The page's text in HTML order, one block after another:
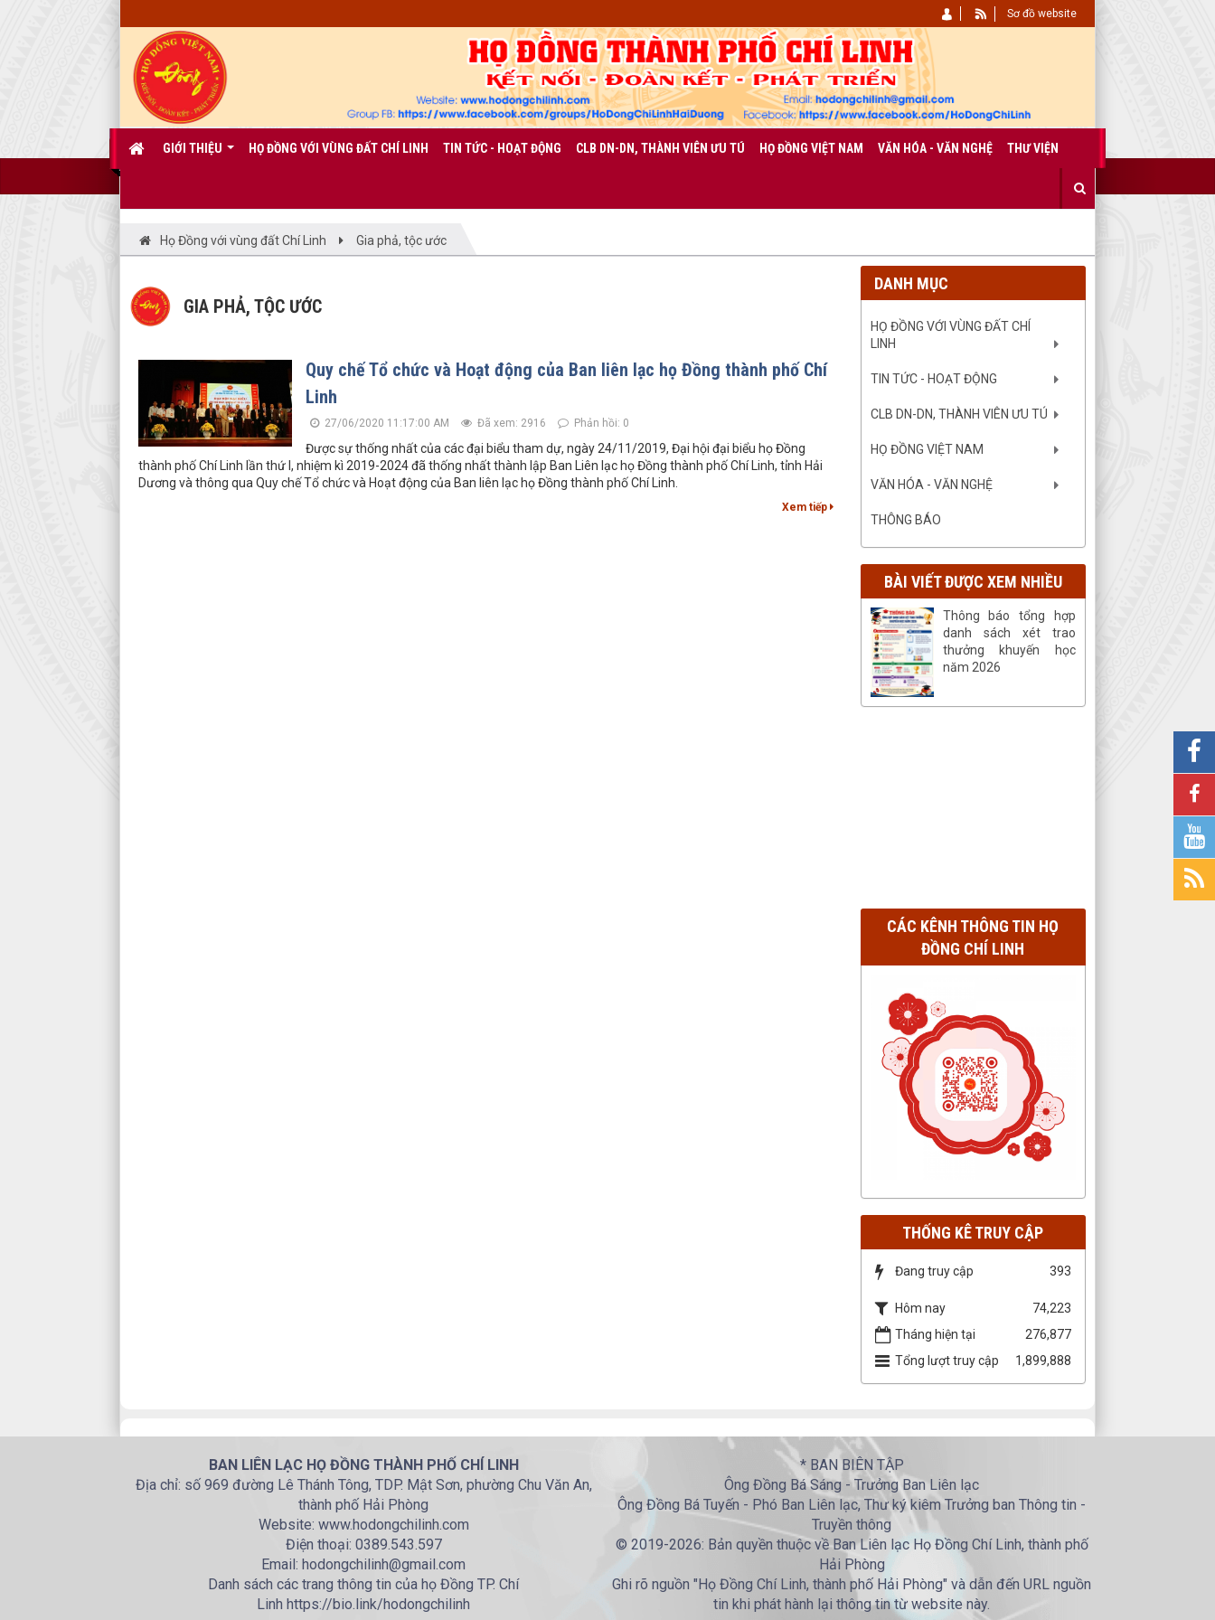
GIỚI THIỆU HỌ ĐỒNG VỚI VÙNG ĐẤT CHÍ LINH TIN TỨC - HOẠT ĐỘNG CLB DN-DN, THÀNH VIÊN ƯU TÚ HỌ ĐỒNG VIỆT NAM VĂN HÓA - VĂN NGHỆ THƯ VIỆN
Sơ đồ website
Họ Đồng với vùng đất Chí Linh Gia phả, tộc ước
GIA PHẢ, TỘC ƯỚC
Quy chế Tổ chức và Hoạt động của Ban liên lạc họ Đồng thành phố Chí
Linh
27/06/2020 11:17:00 AM Đã xem: 2916 Phản hồi: 0
Được sự thống nhất của các đại biểu tham dự, ngày 24/11/2019, Đại hội đại biểu họ Đồng
thành phố Chí Linh lần thứ I, nhiệm kì 2019-2024 đã thống nhất thành lập Ban Liên lạc họ Đồng thành phố Chí Linh, tỉnh Hải
Dương và thông qua Quy chế Tổ chức và Hoạt động của Ban liên lạc họ Đồng thành phố Chí Linh.
Xem tiếp
DANH MỤC
HỌ ĐỒNG VỚI VÙNG ĐẤT CHÍ
LINH
TIN TỨC - HOẠT ĐỘNG
CLB DN-DN, THÀNH VIÊN ƯU TÚ
HỌ ĐỒNG VIỆT NAM
VĂN HÓA - VĂN NGHỆ
THÔNG BÁO
BÀI VIẾT ĐƯỢC XEM NHIỀU
Thông báo tổng hợp
danh sách xét trao
thưởng khuyến học
năm 2026
CÁC KÊNH THÔNG TIN HỌ
ĐỒNG CHÍ LINH
THỐNG KÊ TRUY CẬP
Đang truy cập 393
Hôm nay
74,223
Tháng hiện tại
276,877
Tổng lượt truy cập
1,899,888
BAN LIÊN LẠC HỌ ĐỒNG THÀNH PHỐ CHÍ LINH
Địa chỉ: số 969 đường Lê Thánh Tông, TDP. Mật Sơn, phường Chu Văn An,
thành phố Hải Phòng
Website: www.hodongchilinh.com
Điện thoại: 0389.543.597
Email: hodongchilinh@gmail.com
Danh sách các trang thông tin của họ Đồng TP. Chí
Linh https://bio.link/hodongchilinh
* BAN BIÊN TẬP
Ông Đồng Bá Sáng - Trưởng Ban Liên lạc
Ông Đồng Bá Tuyến - Phó Ban Liên lạc, Thư ký kiêm Trưởng ban Thông tin -
Truyền thông
© 2019-2026: Bản quyền thuộc về Ban Liên lạc Họ Đồng Chí Linh, thành phố
Hải Phòng
Ghi rõ nguồn "Họ Đồng Chí Linh, thành phố Hải Phòng" và dẫn đến URL nguồn
tin khi phát hành lại thông tin từ website này.